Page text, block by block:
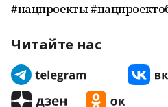
#нацпроекты
Читайте нас